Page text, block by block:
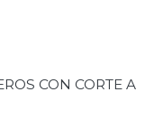
CON CORTE A